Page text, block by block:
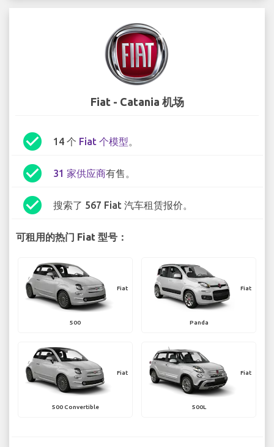
Fiat - Catania 机场
check_circle 14 个 Fiat 个模型。
check_circle 31 家供应商有售。
check_circle 搜索了 567 Fiat 汽车租赁报价。
可租用的热门 Fiat 型号：
Fiat
500
Fiat
Panda
Fiat
500 Convertible
Fiat
500L